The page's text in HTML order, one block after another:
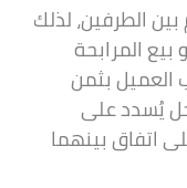
الطرفين، لذلك
المرابحة
العميل بثمن
يُسدد على
اتفاق بينهما